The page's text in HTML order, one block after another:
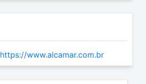
https://www.alcamar.com.br